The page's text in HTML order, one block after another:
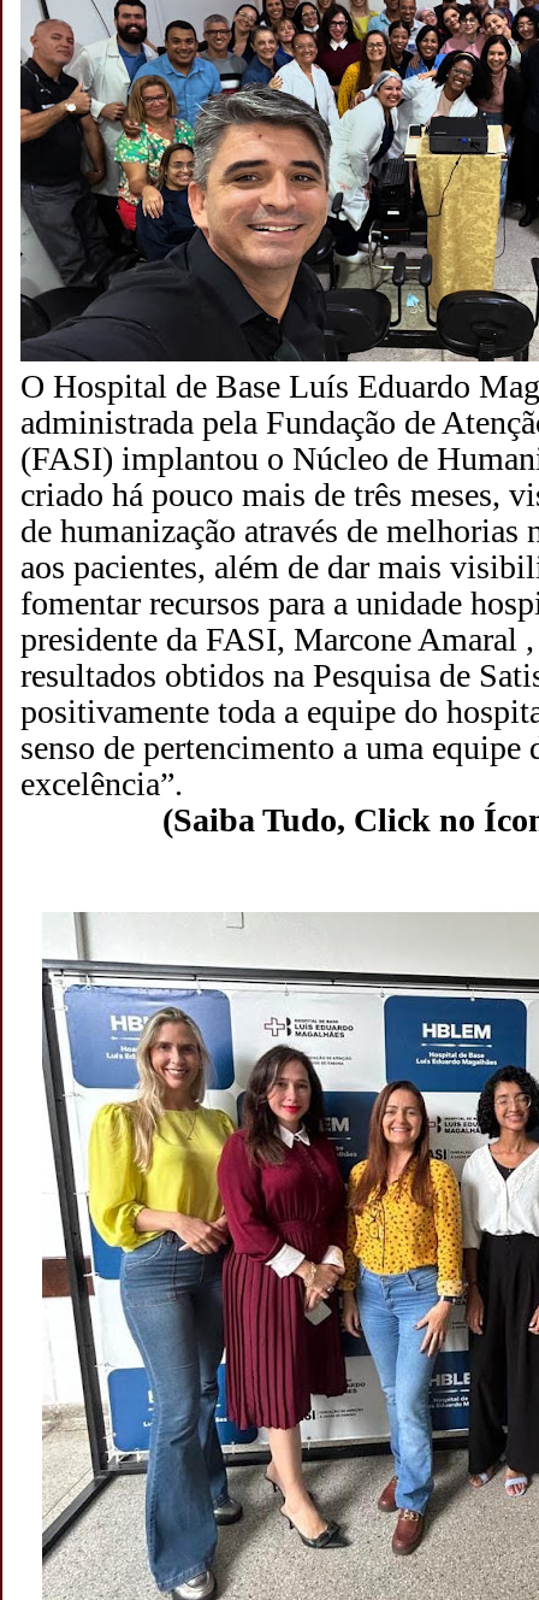
O Hospital de Base Luís Eduardo
administrada pela Fundação de
(FASI) implantou o Núcleo de
criado há pouco mais de três meses,
de humanização através de melhorias
aos pacientes, além de dar mais
fomentar recursos para a unidade
presidente da FASI, Marcone Amaral ,
resultados obtidos na Pesquisa de
positivamente toda a equipe do
senso de pertencimento a uma equipe
excelência”.
(Saiba Tudo, Click no